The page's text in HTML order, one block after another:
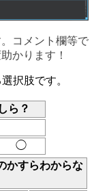
コメント欄等で
かります！
択肢です。
ら？
◯
かすらわからな